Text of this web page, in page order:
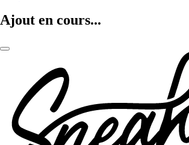
Ajout en cours...